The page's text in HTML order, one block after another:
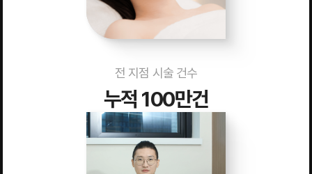
전 지점 시술 건수
누적 100만건